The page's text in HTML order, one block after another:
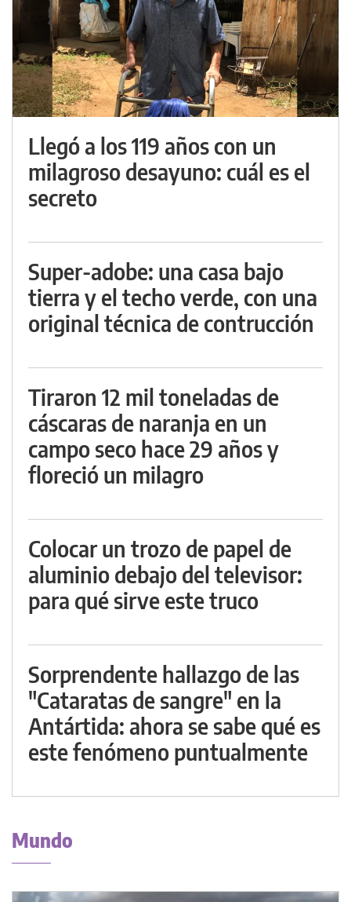
Llegó a los 119 años con un
milagroso desayuno: cuál es el
secreto
Super-adobe: una casa bajo
tierra y el techo verde, con una
original técnica de contrucción
Tiraron 12 mil toneladas de
cáscaras de naranja en un
campo seco hace 29 años y
floreció un milagro
Colocar un trozo de papel de
aluminio debajo del televisor:
para qué sirve este truco
Sorprendente hallazgo de las
"Cataratas de sangre" en la
Antártida: ahora se sabe qué es
este fenómeno puntualmente
Mundo